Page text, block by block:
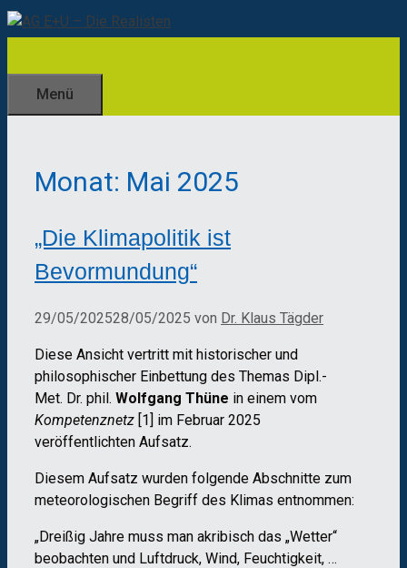
Zum
Inhalt
Menü
Monat: Mai 2025
„Die Klimapolitik ist
Bevormundung“
29/05/202528/05/2025 von Dr. Klaus Tägder
Diese Ansicht vertritt mit historischer und
philosophischer Einbettung des Themas Dipl.-
Met. Dr. phil. Wolfgang Thüne in einem vom
Kompetenznetz [1] im Februar 2025
veröffentlichten Aufsatz.
Diesem Aufsatz wurden folgende Abschnitte zum
meteorologischen Begriff des Klimas entnommen:
„Dreißig Jahre muss man akribisch das „Wetter“
beobachten und Luftdruck, Wind, Feuchtigkeit, …